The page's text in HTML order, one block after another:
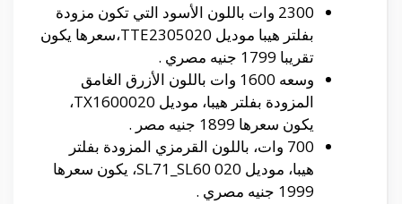
2300 وات باللون الأسود التي تكون مزودة
بفلتر هيبا موديل TTE2305020،سعرها يكون
تقريبا 1799 جنيه مصري .
وسعه 1600 وات باللون الأزرق الغامق
المزودة بفلتر هيبا، موديل TX1600020،
يكون سعرها 1899 جنيه مصر .
700 وات، باللون القرمزي المزودة بفلتر
هيبا، موديل SL71_SL60 020، يكون سعرها
1999 جنيه مصري .